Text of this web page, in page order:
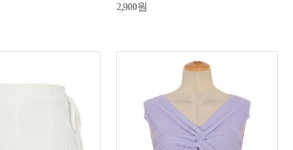
2,900원